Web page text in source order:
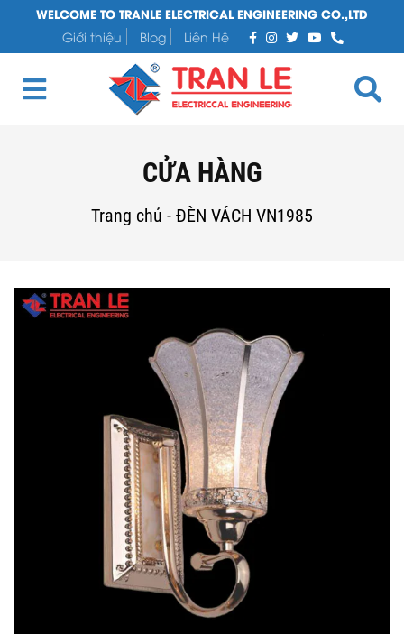
WELCOME TO TRANLE ELECTRICAL ENGINEERING CO.,LTD
Giới thiệu
Blog Liên Hệ
CỬA HÀNG
Trang chủ - ĐÈN VÁCH VN1985